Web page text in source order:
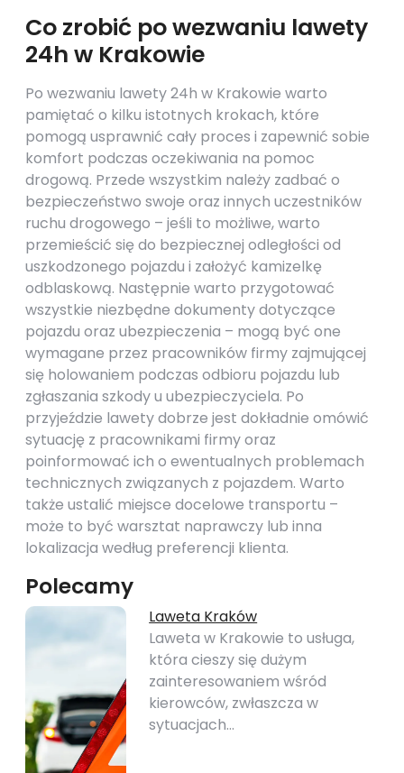
Co zrobić po wezwaniu lawety
24h w Krakowie
Po wezwaniu lawety 24h w Krakowie warto
pamiętać o kilku istotnych krokach, które
pomogą usprawnić cały proces i zapewnić sobie
komfort podczas oczekiwania na pomoc
drogową. Przede wszystkim należy zadbać o
bezpieczeństwo swoje oraz innych uczestników
ruchu drogowego – jeśli to możliwe, warto
przemieścić się do bezpiecznej odległości od
uszkodzonego pojazdu i założyć kamizelkę
odblaskową. Następnie warto przygotować
wszystkie niezbędne dokumenty dotyczące
pojazdu oraz ubezpieczenia – mogą być one
wymagane przez pracowników firmy zajmującej
się holowaniem podczas odbioru pojazdu lub
zgłaszania szkody u ubezpieczyciela. Po
przyjeździe lawety dobrze jest dokładnie omówić
sytuację z pracownikami firmy oraz
poinformować ich o ewentualnych problemach
technicznych związanych z pojazdem. Warto
także ustalić miejsce docelowe transportu –
może to być warsztat naprawczy lub inna
lokalizacja według preferencji klienta.
Polecamy
Laweta Kraków
Laweta w Krakowie to usługa,
która cieszy się dużym
zainteresowaniem wśród
kierowców, zwłaszcza w
sytuacjach…